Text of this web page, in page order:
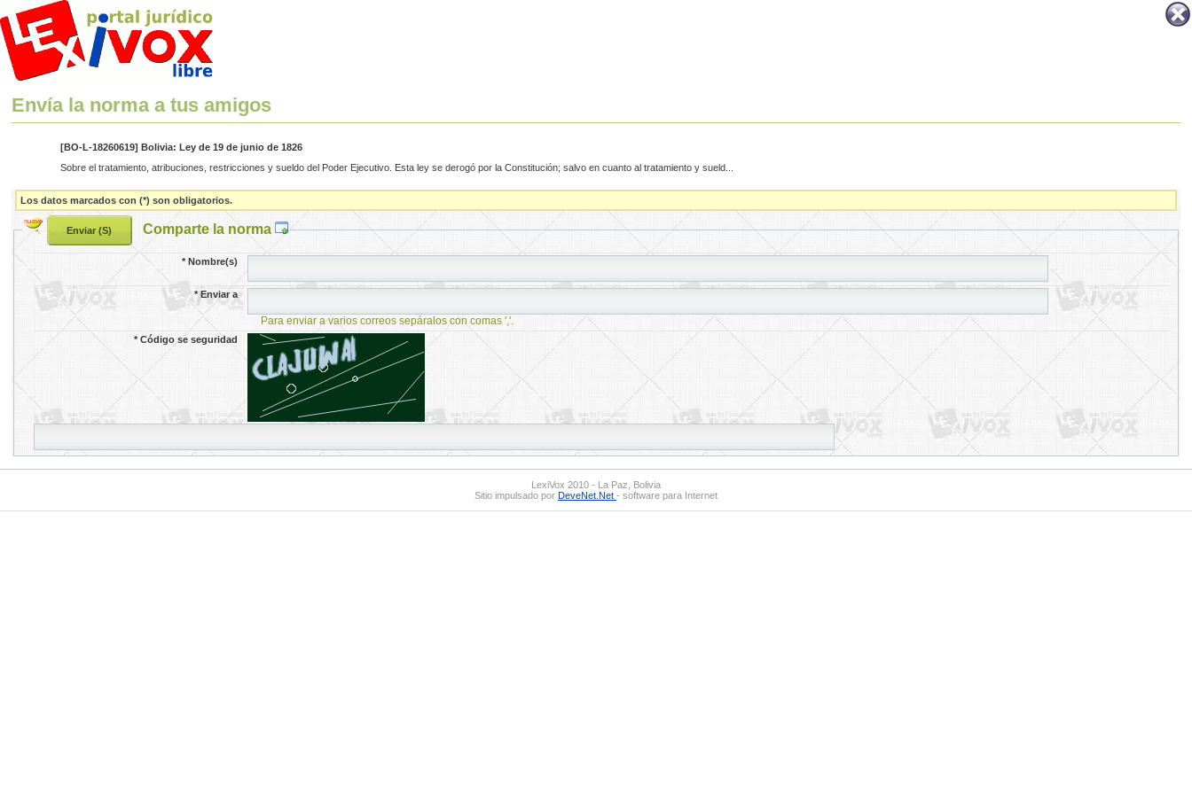
Envía la norma a tus amigos
[BO-L-18260619] Bolivia: Ley de 19 de junio de 1826
Sobre el tratamiento, atribuciones, restricciones y sueldo del Poder Ejecutivo. Esta ley se derogó por la Constitución; salvo en cuanto al tratamiento y sueld...
Los datos marcados con (*) son obligatorios.
Comparte la norma
*Nombre(s)
*Enviar a
Para enviar a varios correos sepáralos con comas ','.
*Código se seguridad
LexiVox 2010 - La Paz, Bolivia
Sitio impulsado por DeveNet.Net - software para Internet